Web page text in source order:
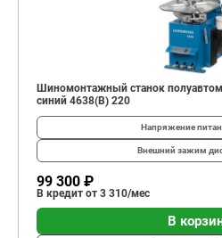
Шиномонтажный станок
синий 4638(B) 220
Напряжение
Внешний зажим
99 300 ₽
В кредит от 3 310/мес
В